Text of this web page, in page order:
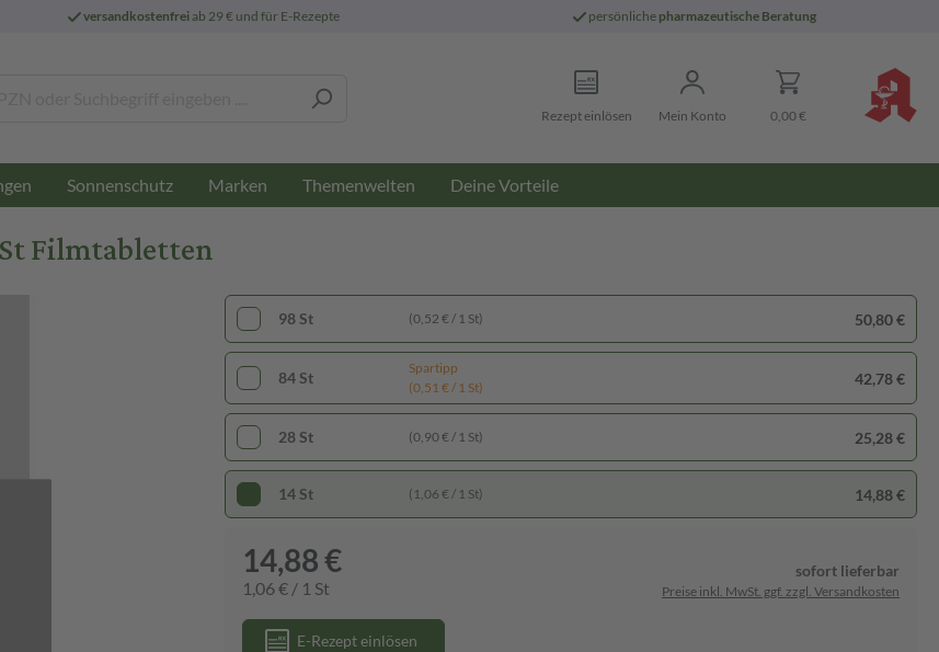
versandkostenfreiab 29 € und für E-Rezepte persönliche pharmazeutische Beratung
Rezept einlösen Mein Konto 0,00 €
Sonnenschutz Marken Themenwelten Deine Vorteile
Filmtabletten
98 St (0,52 € / 1 St) 50,80 €
84 St
Spartipp
(0,51 € / 1 St)
42,78 €
28 St (0,90 € / 1 St) 25,28 €
14 St (1,06 € / 1 St) 14,88 €
14,88 €
1,06 € / 1 St
sofort lieferbar
Preise inkl. MwSt. ggf. zzgl. Versandkosten
E-Rezept einlösen